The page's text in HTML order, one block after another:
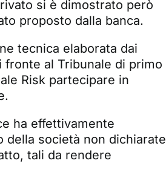
si è dimostrato però
proposto dalla banca.
tecnica elaborata dai
al Tribunale di primo
Risk partecipare in
ha effettivamente
della società non dichiarate
tali da rendere